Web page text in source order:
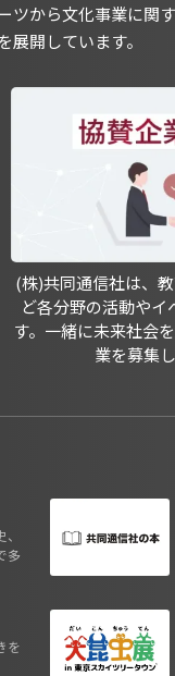
ツから文化事業に関
開しています。
(株)共同通信社は、
ど各分野の活動や
す。一緒に未来社会
業を募集
多
を